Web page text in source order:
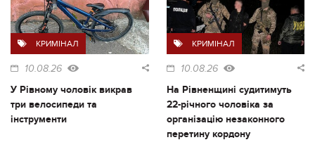
КРИМІНАЛ
10.08.26
У Рівному чоловік викрав
три велосипеди та
інструменти
КРИМІНАЛ
10.08.26
На Рівненщині судитимуть
22-річного чоловіка за
організацію незаконного
перетину кордону